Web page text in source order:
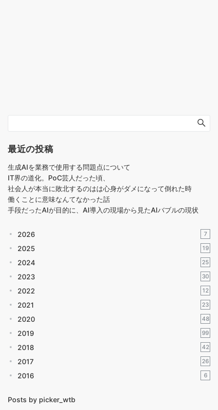
最近の投稿
生成AIを業務で使用する問題点について
IT界の道化。PoC芸人だった頃、
社会人が本当に敗北するのはは心身がダメになって倒れた時
働くことに意味なんてなかった話
手段だったAIが目的に、AI導入の現場から見たAIバブルの現状
2026 7
2025 19
2024 25
2023 30
2022 12
2021 23
2020 48
2019 99
2018 42
2017 26
2016 6
Posts by picker_wtb